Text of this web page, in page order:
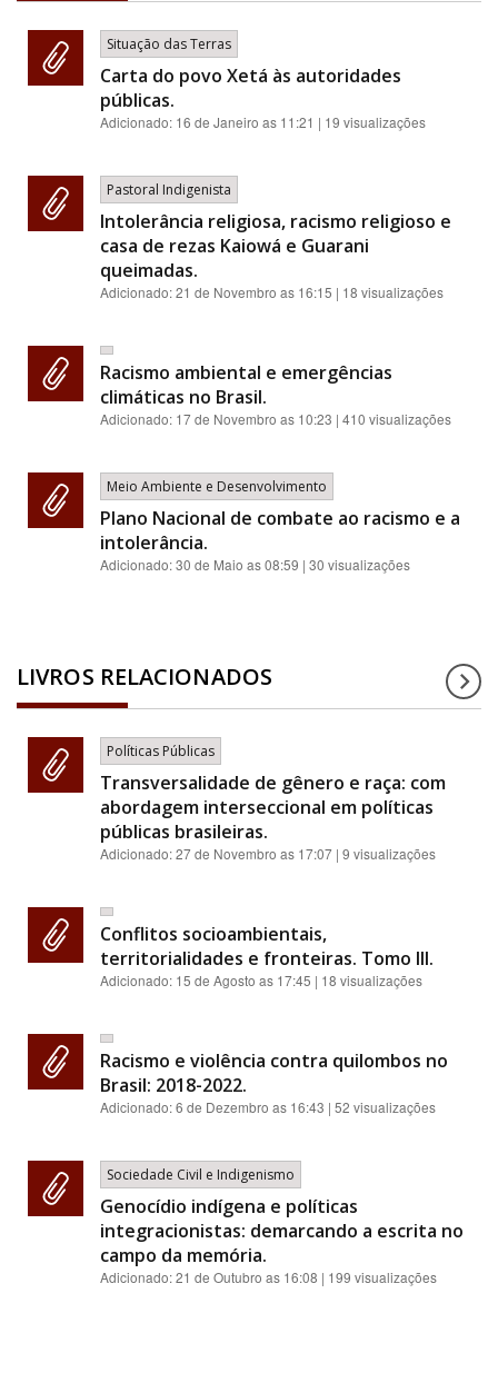
Situação das Terras
Carta do povo Xetá às autoridades
públicas.
Adicionado: 16 de Janeiro as 11:21 | 19 visualizações
Pastoral Indigenista
Intolerância religiosa, racismo religioso e
casa de rezas Kaiowá e Guarani
queimadas.
Adicionado:21 de Novembro as 16:15 | 18 visualizações
Racismo ambiental e emergências
climáticas no Brasil.
Adicionado: 17 de Novembro as 10:23 | 410 visualizações
Meio Ambiente e Desenvolvimento
Plano Nacional de combate ao racismo e a
intolerância.
Adicionado:30 de Maio as 08:59 | 30 visualizações
LIVROS RELACIONADOS
Políticas Públicas
Transversalidade de gênero e raça: com
abordagem interseccional em políticas
públicas brasileiras.
Adicionado:27 de Novembro as 17:07 | 9 visualizações
Conflitos socioambientais,
territorialidades e fronteiras. Tomo III.
Adicionado: 15 de Agosto as 17:45 | 18 visualizações
Racismo e violência contra quilombos no
Brasil: 2018-2022.
Adicionado:6 de Dezembro as 16:43 | 52 visualizações
Sociedade Civil e Indigenismo
Genocídio indígena e políticas
integracionistas: demarcando a escrita no
campo da memória.
Adicionado:21 de Outubro as 16:08 | 199 visualizações